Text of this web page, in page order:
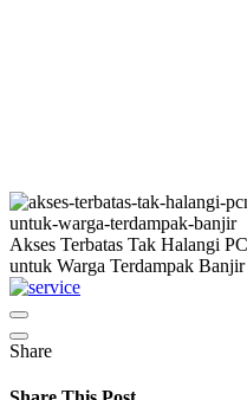
Akses Terbatas Tak Halangi
untuk Warga Terdampak Banjir
Share